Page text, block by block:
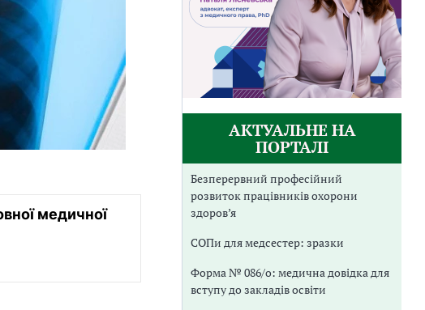
медичної
АКТУАЛЬНЕ НА
ПОРТАЛІ
Безперервний професійний
розвиток працівників охорони
здоров’я
СОПи для медсестер: зразки
Форма № 086/о: медична довідка для
вступу до закладів освіти